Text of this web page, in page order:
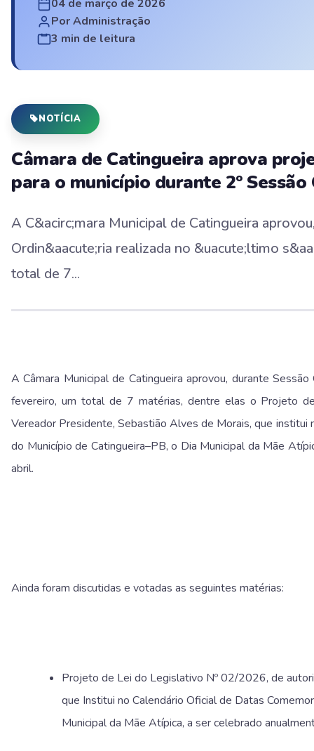
04 de março de 2026
Por Administração
3 min de leitura
NOTÍCIA
Câmara de Catingueira aprova
para o município durante 2º
A C&acirc;mara Municipal de Catingueira
Ordin&aacute;ria realizada no &uacute;ltimo
total de 7...
A Câmara Municipal de Catingueira aprovou, durante
fevereiro, um total de 7 matérias, dentre elas o Projeto
Vereador Presidente, Sebastião Alves de Morais, que institui
do Município de Catingueira–PB, o Dia Municipal da Mãe
abril.
Ainda foram discutidas e votadas as seguintes matérias:
Projeto de Lei do Legislativo Nº 02/2026, de
que Institui no Calendário Oficial de Datas
Municipal da Mãe Atípica, a ser celebrado